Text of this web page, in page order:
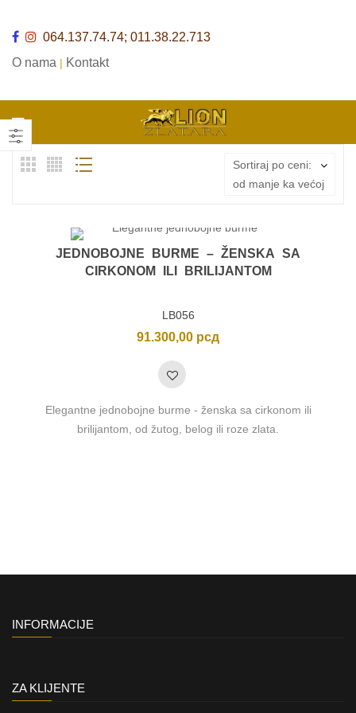
064.137.74.74; 011.38.22.713
O nama | Kontakt
Sortiraj po ceni:
od manje ka većoj
JEDNOBOJNE BURME – ŽENSKA SA
CIRKONOM ILI BRILIJANTOM
LB056
91.300,00 рсд
Elegantne jednobojne burme - ženska sa cirkonom ili
brilijantom, od žutog, belog ili roze zlata.
INFORMACIJE
ZA KLIJENTE